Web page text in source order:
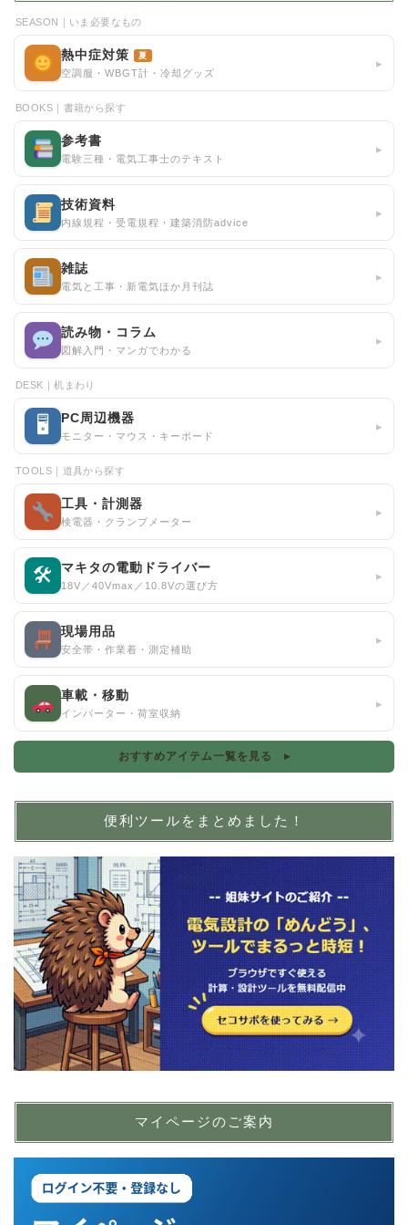
SEASON｜いま必要なもの
熱中症対策 夏
空調服・WBGT計・冷却グッズ
▸
BOOKS｜書籍から探す
参考書
電験三種・電気工事士のテキスト
▸
技術資料
内線規程・受電規程・建築消防advice
▸
雑誌
電気と工事・新電気ほか月刊誌
▸
読み物・コラム
図解入門・マンガでわかる
▸
DESK｜机まわり
🖥 PC周辺機器
モニター・マウス・キーボード
▸
TOOLS｜道具から探す
工具・計測器
検電器・クランプメーター
▸
🛠 マキタの電動ドライバー
18V／40Vmax／10.8Vの選び方
▸
現場用品
安全帯・作業着・測定補助
▸
車載・移動
インバーター・荷室収納
▸
おすすめアイテム一覧を見る ▸
便利ツールをまとめました！
マイページのご案内